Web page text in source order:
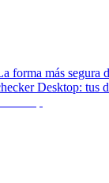
forma más segura
Desktop: tus